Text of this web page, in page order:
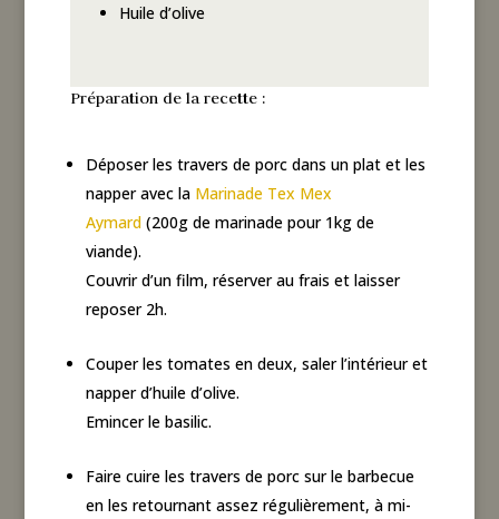
Huile d’olive
Préparation de la recette :
Déposer les travers de porc dans un plat et les
napper avec la Marinade Tex Mex
Aymard(200g de marinade pour 1kg de
viande).
Couvrir d’un film, réserver au frais et laisser
reposer 2h.
Couper les tomates en deux, saler l’intérieur et
napper d’huile d’olive.
Emincer le basilic.
Faire cuire les travers de porc sur le barbecue
en les retournant assez régulièrement, à mi-